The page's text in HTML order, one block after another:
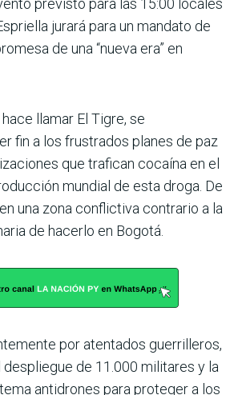
jurará para un mandato de
de una “nueva era” en
llamar El Tigre, se
fin a los frustrados planes de paz
que trafican cocaína en el
mundial de esta droga. De
una zona conflictiva contrario a la
de hacerlo en Bogotá.
por atentados guerrilleros,
de 11.000 militares y la
antidrones para proteger a los